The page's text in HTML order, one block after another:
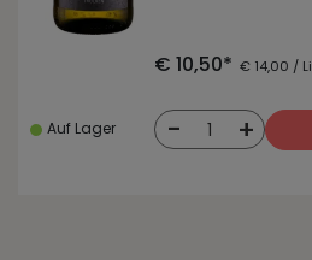
€ 10,50* € 14,00 /
Auf Lager - 1 +